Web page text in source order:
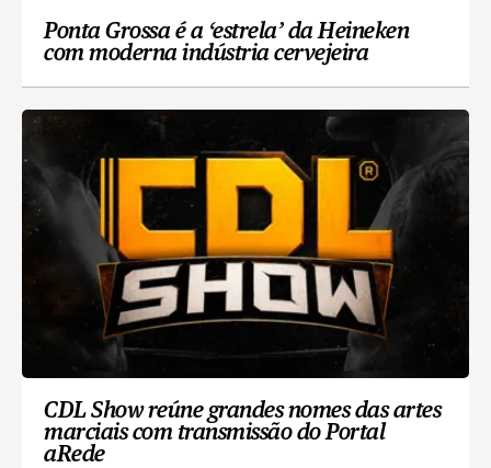
Ponta Grossa é a ‘estrela’ da Heineken
com moderna indústria cervejeira
CDL Show reúne grandes nomes das artes
marciais com transmissão do Portal
aRede